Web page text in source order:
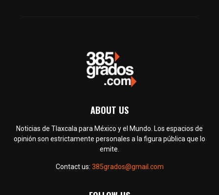
ABOUT US
Noticias de Tlaxcala para México y el Mundo. Los espacios de
opinión son estrictamente personales a la figura pública que lo
emite.
Contact us: 385grados@gmail.com